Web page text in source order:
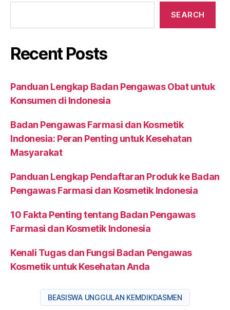
SEARCH
Recent Posts
Panduan Lengkap Badan Pengawas Obat untuk
Konsumen di Indonesia
Badan Pengawas Farmasi dan Kosmetik
Indonesia: Peran Penting untuk Kesehatan
Masyarakat
Panduan Lengkap Pendaftaran Produk ke Badan
Pengawas Farmasi dan Kosmetik Indonesia
10 Fakta Penting tentang Badan Pengawas
Farmasi dan Kosmetik Indonesia
Kenali Tugas dan Fungsi Badan Pengawas
Kosmetik untuk Kesehatan Anda
BEASISWA UNGGULAN KEMDIKDASMEN